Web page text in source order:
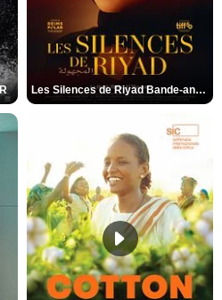
Les Silences de Riyad Bande-annonce VO STFR